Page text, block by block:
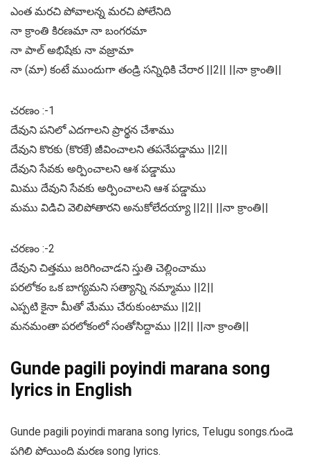
ఎంత మరచి పోవాలన్న మరచి పోలేనిది
నా క్రాంతి కిరణమా నా బంగరమా
నా పాల్ అభిషేకు నా వజ్రామా
నా (మా) కంటే ముందుగా తండ్రి సన్నిధికి చేరార ||2|| ||నా క్రాంతి||
చరణం :-1
దేవుని పనిలో ఎదగాలని ప్రార్థన చేశాము
దేవుని కొరకు (కొరకే) జీవించాలని తపనేపడ్డాము ||2||
దేవుని సేవకు అర్పించాలని ఆశ పడ్డాము
మిము దేవుని సేవకు అర్పించాలని ఆశ పడ్డాము
మము విడిచి వెలిపోతారని అనుకోలేదయ్యా ||2|| ||నా క్రాంతి||
చరణం :-2
దేవుని చిత్తము జరిగించాడని స్తుతి చెల్లించాము
పరలోకం ఒక బాగ్యమని సత్యాన్ని నమ్మాము ||2||
ఎప్పటి కైనా మీతో మేము చేరుకుంటాము ||2||
మనమంతా పరలోకంలో సంతోసిద్దాము ||2|| ||నా క్రాంతి||
Gunde pagili poyindi marana song
lyrics in English
Gunde pagili poyindi marana song lyrics, Telugu songs.గుండె
పగిలి పోయింది మరణ song lyrics.